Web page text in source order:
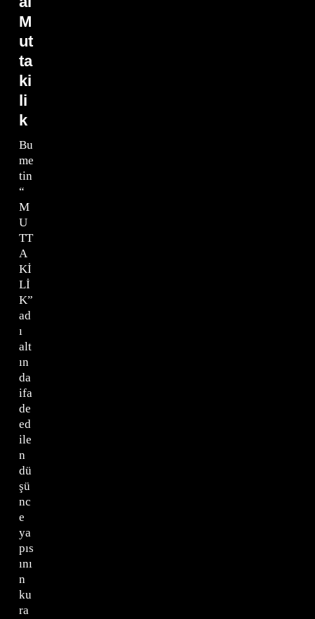
M
ut
ta
ki
li
k
Bu
me
tin
“
M
U
TT
A
Kİ
Lİ
K”
ad
ı
alt
ın
da
ifa
de
ed
ile
n
dü
şü
nc
e
ya
pıs
ını
n
ku
ra